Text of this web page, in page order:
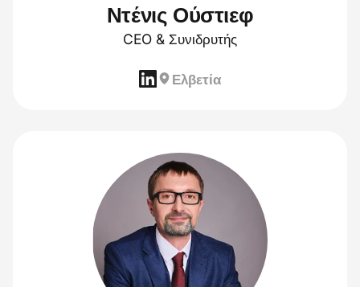
Ντένις Ούστιεφ
CEO & Συνιδρυτής
Ελβετία